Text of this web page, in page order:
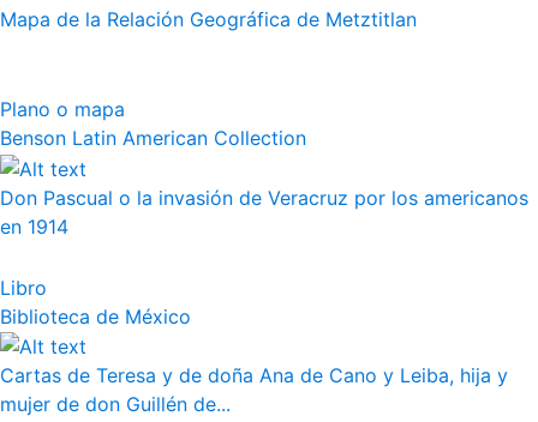
Mapa de la Relación Geográfica de Metztitlan
Plano o mapa
Benson Latin American Collection
Don Pascual o la invasión de Veracruz por los americanos
en 1914
Libro
Biblioteca de México
Cartas de Teresa y de doña Ana de Cano y Leiba, hija y
mujer de don Guillén de...